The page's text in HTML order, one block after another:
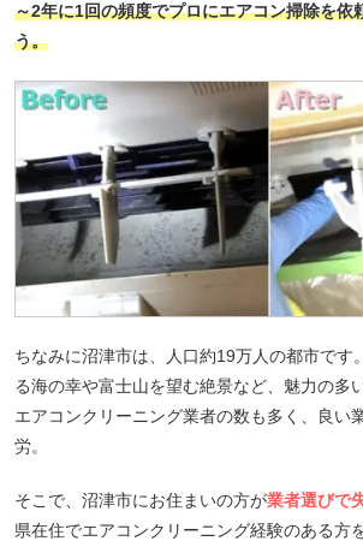
～2年に1回の頻度でプロにエアコン掃除を依
う。
ちなみに沼津市は、人口約19万人の都市です
る海の幸や富士山を望む絶景など、魅力の多
エアコンクリーニング業者の数も多く、良い
労。
そこで、沼津市にお住まいの方が業者選びで
県在住でエアコンクリーニング経験のある方